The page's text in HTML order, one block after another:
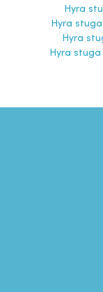
Hyra
Hyra stuga
Hyra
Hyra